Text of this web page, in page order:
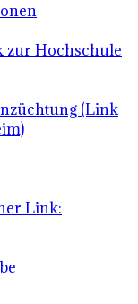
zur Hochschule
(Link
Link: